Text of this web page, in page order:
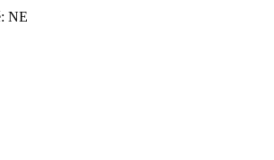
: NE